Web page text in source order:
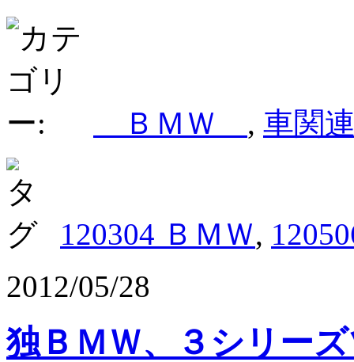
ＢＭＷ , 車関
120304 ＢＭＷ,
2012/05/28
独ＢＭＷ、３シリー